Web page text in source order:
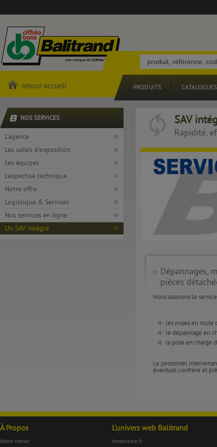
retour accueil PRODUITS CATALOGUES
NOS SERVICES
L'agence
Les salles d'exposition
Les équipes
L'expertise technique
Notre offre
Logistique & Services
Nos services en ligne
Un SAV intégré
SAV
Rapidité,
Dépannages,
pièces
Nous assurons le
:
les mises en route
le dépannage en
la prise en charge
Le personnel
éventuel confrère et
À Propos
Notre métier
L'univers web Balitrand
Homestore.fr